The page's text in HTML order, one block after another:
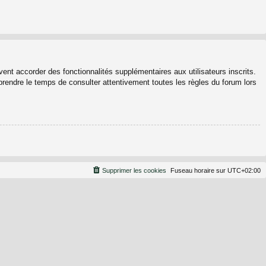
accorder des fonctionnalités supplémentaires aux utilisateurs inscrits.
le temps de consulter attentivement toutes les règles du forum lors
Fuseau horaire sur UTC+02:00
Supprimer les cookies